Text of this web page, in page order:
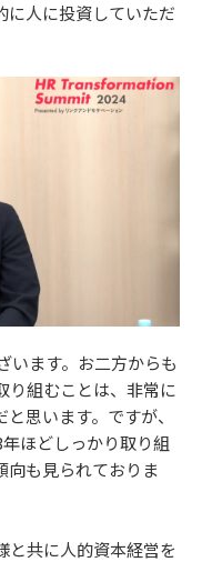
に人に投資していただ
います。お二方からも
り組むことは、非常に
思います。ですが、
ほどしっかり取り組
向も見られておりま
と共に人的資本経営を